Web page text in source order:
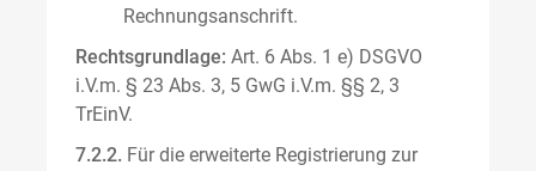
Rechnungsanschrift.
Rechtsgrundlage: Art. 6 Abs. 1 e) DSGVO
i.V.m. § 23 Abs. 3, 5 GwG i.V.m. §§ 2, 3
TrEinV.
7.2.2. Für die erweiterte Registrierung zur